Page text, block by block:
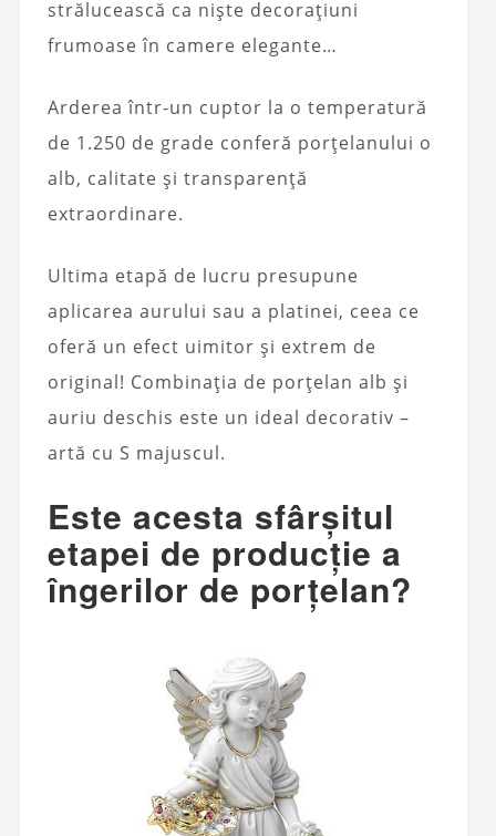
strălucească ca niște decorațiuni
frumoase în camere elegante…
Arderea într-un cuptor la o temperatură
de 1.250 de grade conferă porțelanului o
alb, calitate și transparență
extraordinare.
Ultima etapă de lucru presupune
aplicarea aurului sau a platinei, ceea ce
oferă un efect uimitor și extrem de
original! Combinația de porțelan alb și
auriu deschis este un ideal decorativ –
artă cu S majuscul.
Este acesta sfârșitul
etapei de producție a
îngerilor de porțelan?